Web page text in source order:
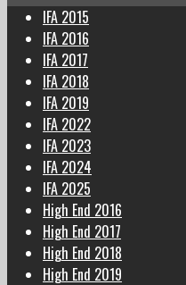
IFA 2015
IFA 2016
IFA 2017
IFA 2018
IFA 2019
IFA 2022
IFA 2023
IFA 2024
IFA 2025
High End 2016
High End 2017
High End 2018
High End 2019